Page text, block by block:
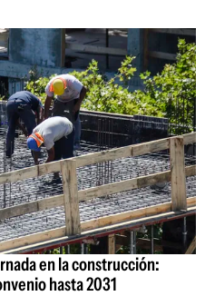
en la construcción:
hasta 2031